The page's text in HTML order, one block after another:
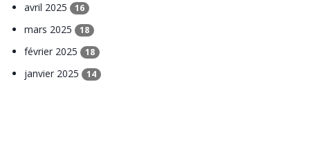
avril 2025 16
mars 2025 18
février 2025 18
janvier 2025 14